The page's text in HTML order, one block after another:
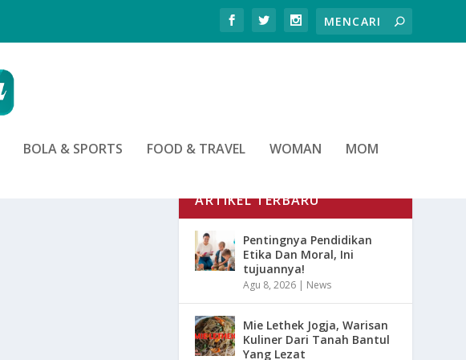
BOLA & SPORTS FOOD & TRAVEL WOMAN MOM
ARTIKEL TERBARU
Pentingnya Pendidikan
Etika Dan Moral, Ini
tujuannya!
Agu 8, 2026 | News
Mie Lethek Jogja, Warisan
Kuliner Dari Tanah Bantul
Yang Lezat